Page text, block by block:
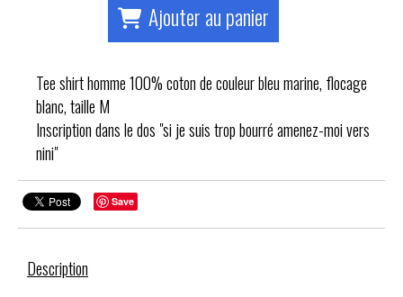
Ajouter au panier
Tee shirt homme 100% coton de couleur bleu marine, flocage
blanc, taille M
Inscription dans le dos "si je suis trop bourré amenez-moi vers
nini"
Save
Description